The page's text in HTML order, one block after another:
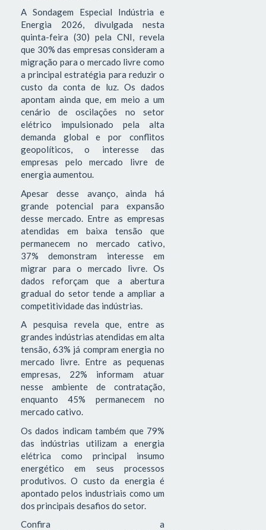
A Sondagem Especial Indústria e
Energia 2026, divulgada nesta
quinta-feira (30) pela CNI, revela
que 30% das empresas consideram a
migração para o mercado livre como
a principal estratégia para reduzir o
custo da conta de luz. Os dados
apontam ainda que, em meio a um
cenário de oscilações no setor
elétrico impulsionado pela alta
demanda global e por conflitos
geopolíticos, o interesse das
empresas pelo mercado livre de
energia aumentou.
Apesar desse avanço, ainda há
grande potencial para expansão
desse mercado. Entre as empresas
atendidas em baixa tensão que
permanecem no mercado cativo,
37% demonstram interesse em
migrar para o mercado livre. Os
dados reforçam que a abertura
gradual do setor tende a ampliar a
competitividade das indústrias.
A pesquisa revela que, entre as
grandes indústrias atendidas em alta
tensão, 63% já compram energia no
mercado livre. Entre as pequenas
empresas, 22% informam atuar
nesse ambiente de contratação,
enquanto 45% permanecem no
mercado cativo.
Os dados indicam também que 79%
das indústrias utilizam a energia
elétrica como principal insumo
energético em seus processos
produtivos. O custo da energia é
apontado pelos industriais como um
dos principais desafios do setor.
Confira a